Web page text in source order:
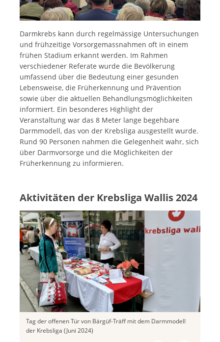
Darmkrebs kann durch regelmässige Untersuchungen
und frühzeitige Vorsorgemassnahmen oft in einem
frühen Stadium erkannt werden. Im Rahmen
verschiedener Referate wurde die Bevölkerung
umfassend über die Bedeutung einer gesunden
Lebensweise, die Früherkennung und Prävention
sowie über die aktuellen Behandlungsmöglichkeiten
informiert. Ein besonderes Highlight der
Veranstaltung war das 8 Meter lange begehbare
Darmmodell, das von der Krebsliga ausgestellt wurde.
Rund 90 Personen nahmen die Gelegenheit wahr, sich
über Darmvorsorge und die Möglichkeiten der
Früherkennung zu informieren.
Aktivitäten der Krebsliga Wallis 2024
Tag der offenen Tür von Bärgüf-Träff mit dem Darmmodell
der Krebsliga (Juni 2024)